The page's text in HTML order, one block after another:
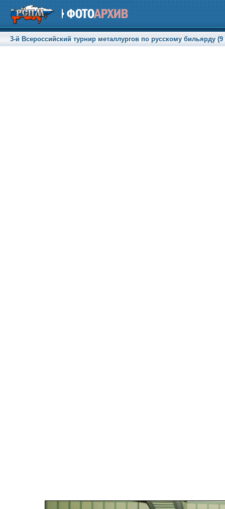
3-й Всероссийский турнир металлургов по русскому бильярду (9